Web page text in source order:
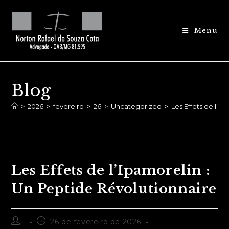
conteúdo
Menu
Blog
> 2026 > fevereiro > 26 > Uncategorized > Les Effets de
Les Effets de l’Ipamorelin :
Un Peptide Révolutionnaire
Autor Post26 de fevereiro de 2026